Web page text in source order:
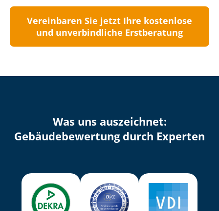
Vereinbaren Sie jetzt Ihre kostenlose
und unverbindliche Erstberatung
Was uns auszeichnet:
Ge­bäu­de­be­wer­tung durch Experten